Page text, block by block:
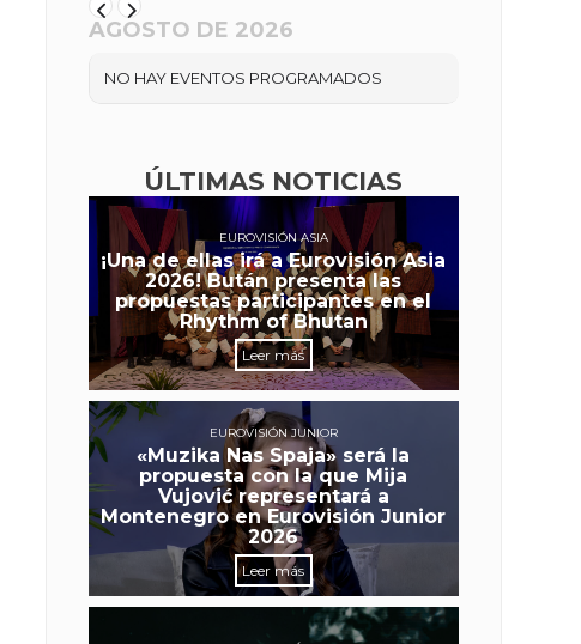
AGOSTO DE 2026
NO HAY EVENTOS PROGRAMADOS
ÚLTIMAS NOTICIAS
EUROVISIÓN ASIA
¡Una de ellas irá a Eurovisión Asia
2026! Bután presenta las
propuestas participantes en el
Rhythm of Bhutan
Leer más
EUROVISIÓN JUNIOR
«Muzika Nas Spaja» será la
propuesta con la que Mija
Vujović representará a
Montenegro en Eurovisión Junior
2026
Leer más